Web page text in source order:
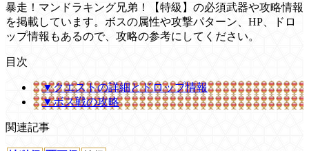
暴走！マンドラキング兄弟！【特級】の必須武器や攻略情報
を掲載しています。ボスの属性や攻撃パターン、HP、ドロ
ップ情報もあるので、攻略の参考にしてください。
目次
▼クエストの詳細とドロップ情報
▼ボス戦の攻略
関連記事